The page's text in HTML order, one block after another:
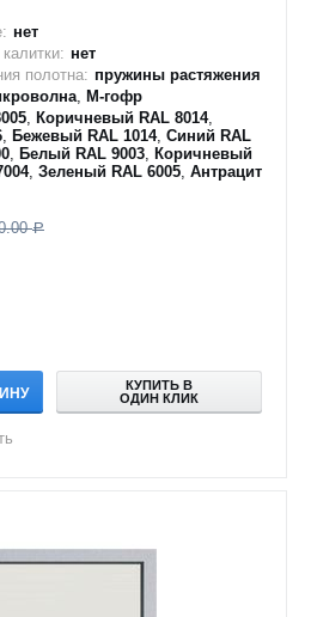
нет
нет
полотна: пружины растяжения
, M-гофр
, Коричневый RAL 8014,
, Бежевый RAL 1014, Синий RAL
, Белый RAL 9003, Коричневый
, Зеленый RAL 6005, Антрацит
Р
КУПИТЬ В
ОДИН КЛИК